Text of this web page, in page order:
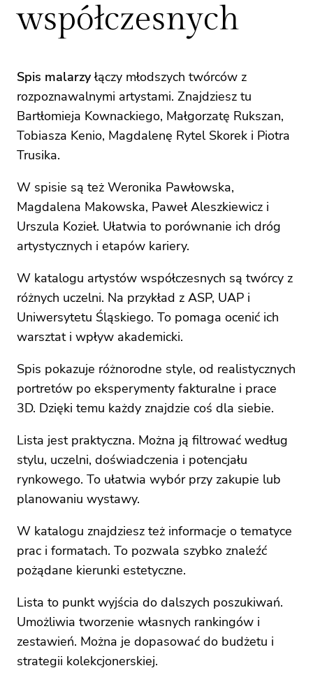
współczesnych
Spis malarzyłączy młodszych twórców z
rozpoznawalnymi artystami. Znajdziesz tu
Bartłomieja Kownackiego, Małgorzatę Rukszan,
Tobiasza Kenio, Magdalenę Rytel Skorek i Piotra
Trusika.
W spisie są też Weronika Pawłowska,
Magdalena Makowska, Paweł Aleszkiewicz i
Urszula Kozieł. Ułatwia to porównanie ich dróg
artystycznych i etapów kariery.
W katalogu artystów współczesnych są twórcy z
różnych uczelni. Na przykład z ASP, UAP i
Uniwersytetu Śląskiego. To pomaga ocenić ich
warsztat i wpływ akademicki.
Spis pokazuje różnorodne style, od realistycznych
portretów po eksperymenty fakturalne i prace
3D. Dzięki temu każdy znajdzie coś dla siebie.
Lista jest praktyczna. Można ją filtrować według
stylu, uczelni, doświadczenia i potencjału
rynkowego. To ułatwia wybór przy zakupie lub
planowaniu wystawy.
W katalogu znajdziesz też informacje o tematyce
prac i formatach. To pozwala szybko znaleźć
pożądane kierunki estetyczne.
Lista to punkt wyjścia do dalszych poszukiwań.
Umożliwia tworzenie własnych rankingów i
zestawień. Można je dopasować do budżetu i
strategii kolekcjonerskiej.